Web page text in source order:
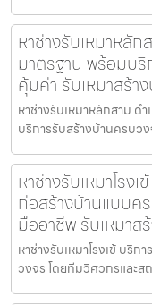
หาช่างรับเหมาหลั
มาตรฐาน พร้อมบริ
คุ้มค่า รับเหมาสร้า
หาช่างรับเหมาหลักสาม ด
บริการรับสร้างบ้านครบว
หาช่างรับเหมาโรง
ก่อสร้างบ้านแบบค
มืออาชีพ รับเหมาส
หาช่างรับเหมาโรงเข้ บริ
วงจร โดยทีมวิศวกรและส